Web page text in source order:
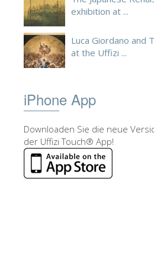
exhibition at ...
Luca Giordano and
at the Uffizi ...
iPhone App
Downloaden Sie die neue
der Uffizi Touch® App!